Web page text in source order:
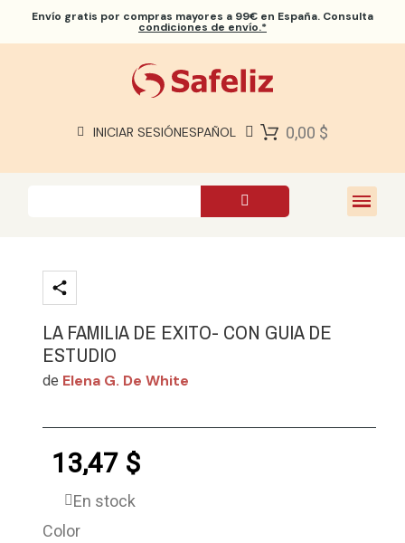
Envío gratis por compras mayores a 99€ en España. Consulta
condiciones de envío.*
INICIAR SESIÓNESPAÑOL 0,00 $
LA FAMILIA DE EXITO- CON GUIA DE
ESTUDIO
de Elena G. De White
13,47 $
En stock
Color